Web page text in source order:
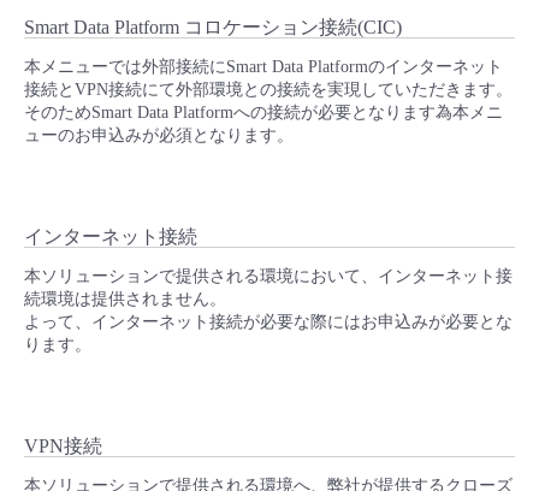
Smart Data Platform コロケーション接続(CIC)
本メニューでは外部接続にSmart Data Platformのインターネット
接続とVPN接続にて外部環境との接続を実現していただきます。
そのためSmart Data Platformへの接続が必要となります為本メニ
ューのお申込みが必須となります。
インターネット接続
本ソリューションで提供される環境において、インターネット接
続環境は提供されません。
よって、インターネット接続が必要な際にはお申込みが必要とな
ります。
VPN接続
本ソリューションで提供される環境へ、弊社が提供するクローズ